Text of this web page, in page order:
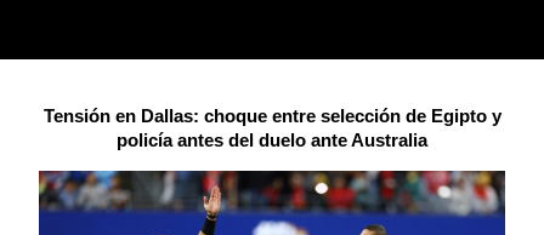
Tensión en Dallas: choque entre selección de Egipto y
policía antes del duelo ante Australia